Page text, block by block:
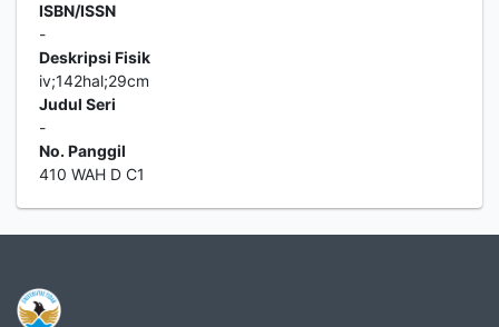
ISBN/ISSN
-
Deskripsi Fisik
iv;142hal;29cm
Judul Seri
-
No. Panggil
410 WAH D C1